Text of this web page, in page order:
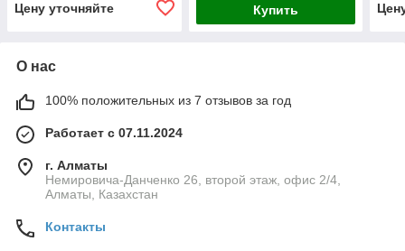
Цену уточняйте
Купить
О нас
100% положительных из 7 отзывов за год
Работает с 07.11.2024
г. Алматы
Немировича-Данченко 26, второй этаж, офис 2/4,
Алматы, Казахстан
Контакты